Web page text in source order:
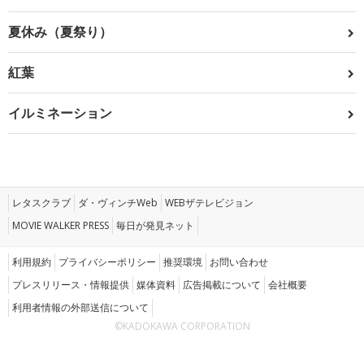
夏休み（夏祭り）
紅葉
イルミネーション
レタスクラブ ダ・ヴィンチWeb WEBザテレビジョン
MOVIE WALKER PRESS 毎日が発見ネット
利用規約 プライバシーポリシー 推奨環境 お問い合わせ
プレスリリース・情報提供 媒体資料 広告掲載について 会社概要
利用者情報の外部送信について
©KADOKAWA CORPORATION